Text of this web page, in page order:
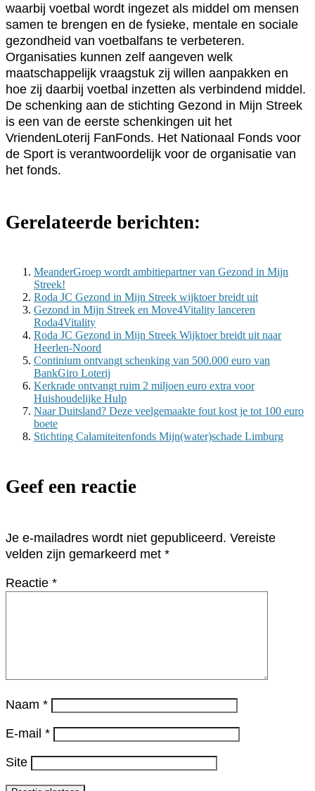
waarbij voetbal wordt ingezet als middel om mensen
samen te brengen en de fysieke, mentale en sociale
gezondheid van voetbalfans te verbeteren.
Organisaties kunnen zelf aangeven welk
maatschappelijk vraagstuk zij willen aanpakken en
hoe zij daarbij voetbal inzetten als verbindend middel.
De schenking aan de stichting Gezond in Mijn Streek
is een van de eerste schenkingen uit het
VriendenLoterij FanFonds. Het Nationaal Fonds voor
de Sport is verantwoordelijk voor de organisatie van
het fonds.
Gerelateerde berichten:
MeanderGroep wordt ambitiepartner van Gezond in Mijn
Streek!
Roda JC Gezond in Mijn Streek wijktoer breidt uit
Gezond in Mijn Streek en Move4Vitality lanceren
Roda4Vitality
Roda JC Gezond in Mijn Streek Wijktoer breidt uit naar
Heerlen-Noord
Continium ontvangt schenking van 500.000 euro van
BankGiro Loterij
Kerkrade ontvangt ruim 2 miljoen euro extra voor
Huishoudelijke Hulp
Naar Duitsland? Deze veelgemaakte fout kost je tot 100 euro
boete
Stichting Calamiteitenfonds Mijn(water)schade Limburg
Geef een reactie
Je e-mailadres wordt niet gepubliceerd. Vereiste
velden zijn gemarkeerd met *
Reactie *
Naam *
E-mail *
Site